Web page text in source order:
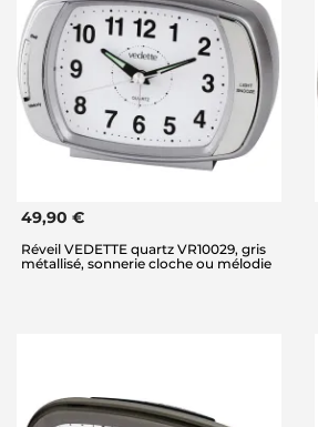
49,90 €
Réveil VEDETTE quartz VR10029, gris
métallisé, sonnerie cloche ou mélodie